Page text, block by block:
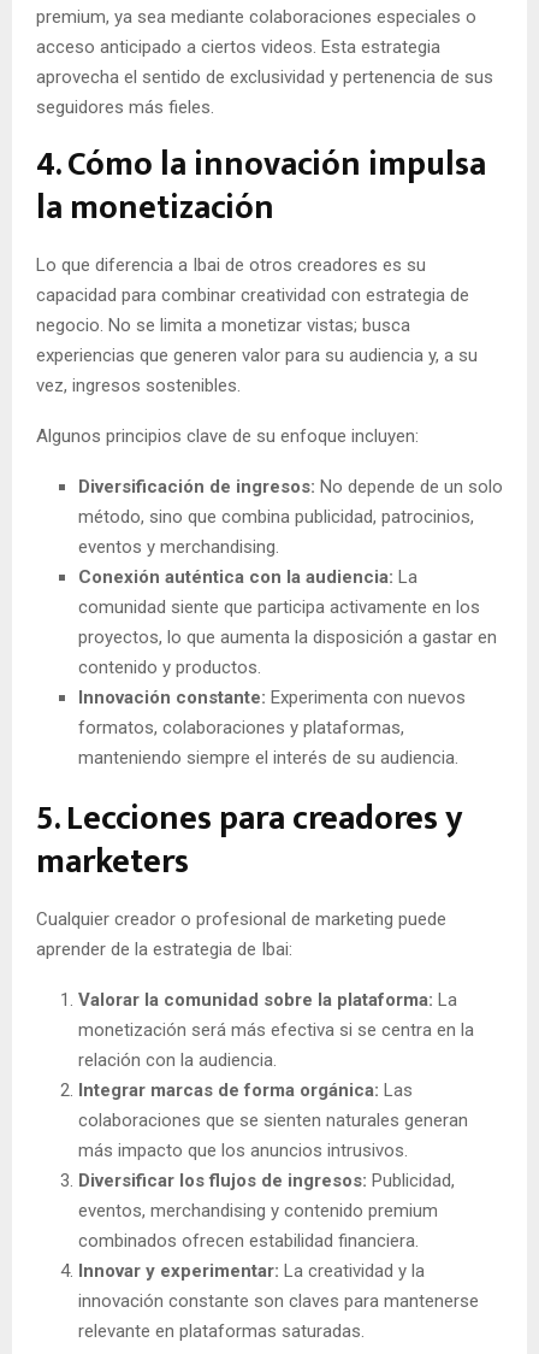
premium, ya sea mediante colaboraciones especiales o
acceso anticipado a ciertos videos. Esta estrategia
aprovecha el sentido de exclusividad y pertenencia de sus
seguidores más fieles.
4. Cómo la innovación impulsa
la monetización
Lo que diferencia a Ibai de otros creadores es su
capacidad para combinar creatividad con estrategia de
negocio. No se limita a monetizar vistas; busca
experiencias que generen valor para su audiencia y, a su
vez, ingresos sostenibles.
Algunos principios clave de su enfoque incluyen:
Diversificación de ingresos: No depende de un solo
método, sino que combina publicidad, patrocinios,
eventos y merchandising.
Conexión auténtica con la audiencia: La
comunidad siente que participa activamente en los
proyectos, lo que aumenta la disposición a gastar en
contenido y productos.
Innovación constante: Experimenta con nuevos
formatos, colaboraciones y plataformas,
manteniendo siempre el interés de su audiencia.
5. Lecciones para creadores y
marketers
Cualquier creador o profesional de marketing puede
aprender de la estrategia de Ibai:
Valorar la comunidad sobre la plataforma: La
monetización será más efectiva si se centra en la
relación con la audiencia.
Integrar marcas de forma orgánica: Las
colaboraciones que se sienten naturales generan
más impacto que los anuncios intrusivos.
Diversificar los flujos de ingresos: Publicidad,
eventos, merchandising y contenido premium
combinados ofrecen estabilidad financiera.
Innovar y experimentar: La creatividad y la
innovación constante son claves para mantenerse
relevante en plataformas saturadas.